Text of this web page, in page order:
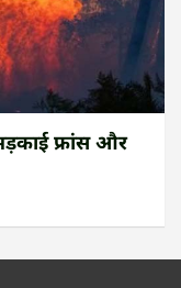
फ्रांस और